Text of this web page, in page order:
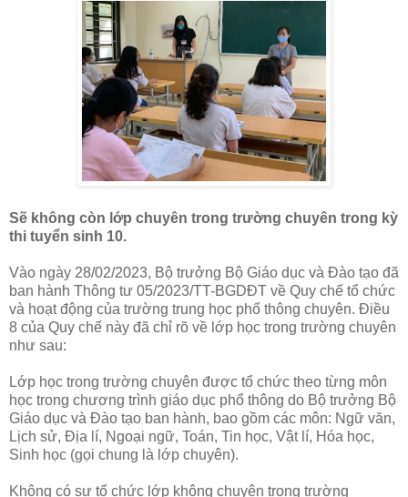
Sẽ không còn lớp chuyên trong trường chuyên trong kỳ
thi tuyển sinh 10.
Vào ngày 28/02/2023, Bộ trưởng Bộ Giáo dục và Đào tạo đã
ban hành Thông tư 05/2023/TT-BGDĐT về Quy chế tổ chức
và hoạt động của trường trung học phổ thông chuyên. Điều
8 của Quy chế này đã chỉ rõ về lớp học trong trường chuyên
như sau:
Lớp học trong trường chuyên được tổ chức theo từng môn
học trong chương trình giáo dục phổ thông do Bộ trưởng Bộ
Giáo dục và Đào tạo ban hành, bao gồm các môn: Ngữ văn,
Lịch sử, Địa lí, Ngoại ngữ, Toán, Tin học, Vật lí, Hóa học,
Sinh học (gọi chung là lớp chuyên).
Không có sự tổ chức lớp không chuyên trong trường